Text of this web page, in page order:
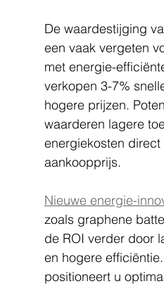
De waardestijging
een vaak vergeten
met energie-
verkopen 3-7%
hogere prijzen.
waarderen lagere
energiekosten direct
aankoopprijs.
Nieuwe energie-
zoals graphene
de ROI verder door
en hogere
positioneert u